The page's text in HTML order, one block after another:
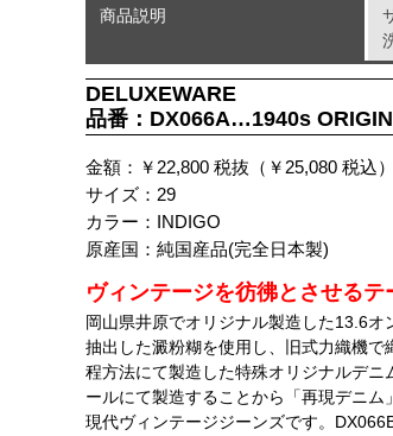
商品説明
DELUXEWARE
品番：DX066A…1940s
金額：￥22,800 税抜（￥25,080 税込）
サイズ：29
カラー：INDIGO
原産国：純国産品(完全日本製)
ヴィンテージを彷彿とさせるテ
岡山県井原でオリジナル製造した13.6
抽出した澱粉糊を使用し、旧式力織機
程方法にて製造した特殊オリジナルデ
ールにて製造することから「再現デニ
現代ヴィンテージジーンズです。